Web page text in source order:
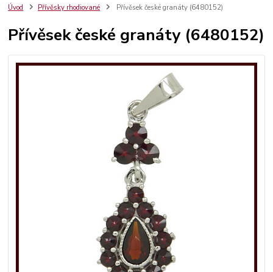
Úvod Přívěsky rhodiované Přívěsek české granáty (6480152)
Přívěsek české granáty (6480152)